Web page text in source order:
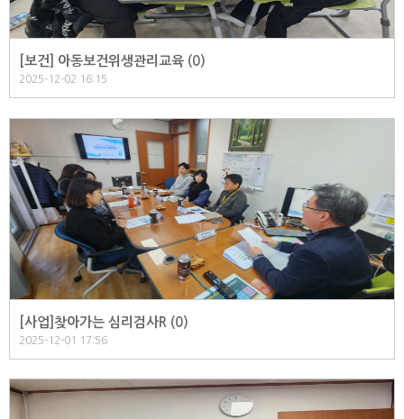
[보건] 아동보건위생관리교육 (0)
2025-12-02 16:15
[사업]찾아가는 심리검사R (0)
2025-12-01 17:56